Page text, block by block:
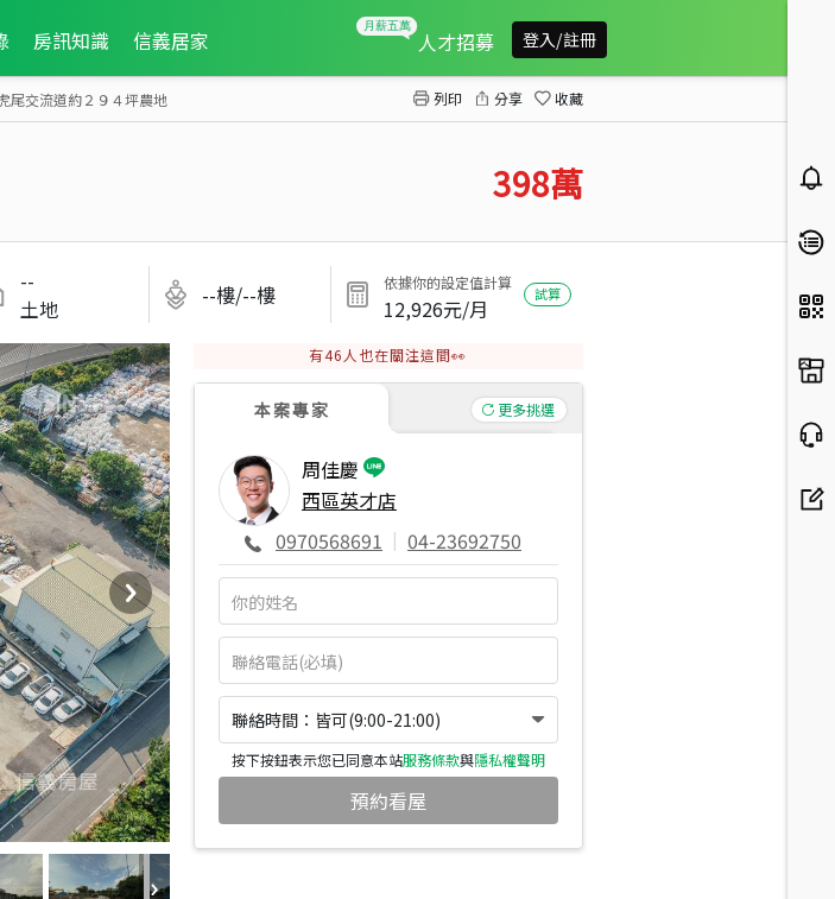
房訊知識 信義居家 人才招募 登入/註冊
尾交流道約２９４坪農地 列印 分享 收藏
398萬
--
土地
--樓/--樓 依據你的設定值計算
12,926元/月
試算
有46 人也在關注這間👀
本案專家 更多挑選
周佳慶
西區英才店
0970568691 | 04-23692750
聯絡時間：皆可(9:00-21:00)
按下按鈕表示您已同意本站服務條款與隱私權聲明
預約看屋